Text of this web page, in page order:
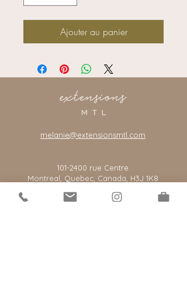
Ajouter au panier
melanie@extensionsmtl.com
101-2400 rue Centre
Montreal, Quebec, Canada, H3J 1K8
*notre salon est par rendez-vous seulement